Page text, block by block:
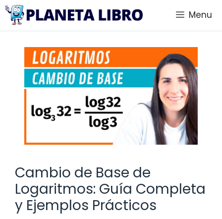
Saltar
Menu
Cambio de Base de
Logaritmos: Guía Completa
y Ejemplos Prácticos